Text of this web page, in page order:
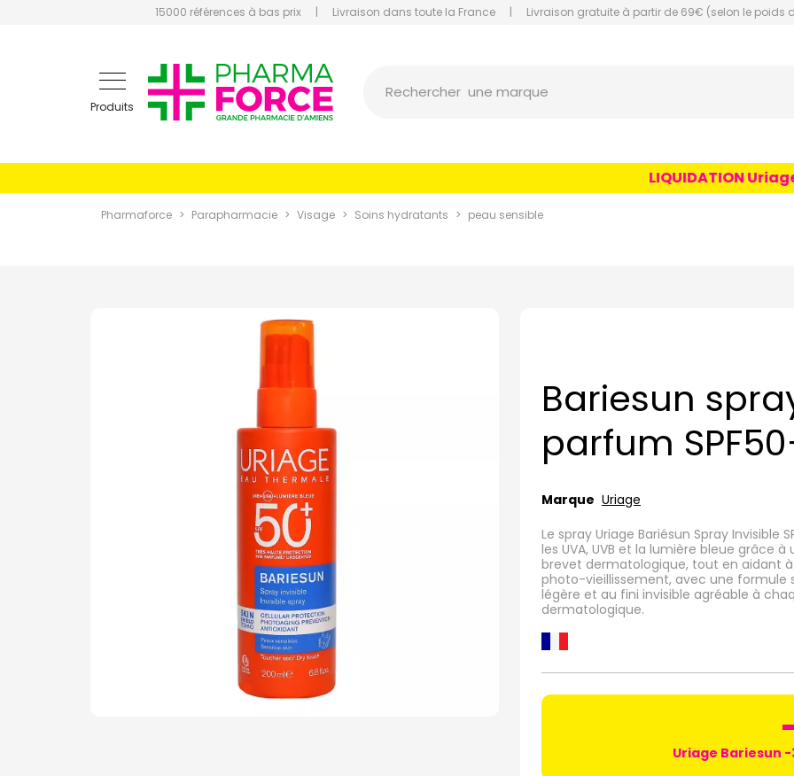
15000 références à bas prix | Livraison dans toute la France | Livraison gratuite à partir de 69€ (selon le poids
Produits
Rechercher
LIQUIDATION Uriage
Pharmaforce Parapharmacie Visage Soins hydratants peau sensible
Bariesun
parfum
Marque Uriage
Le spray Uriage Bariésun Spray
les UVA, UVB et la lumière bleue grâce
brevet dermatologique, tout en aidant
photo-vieillissement, avec une formule
légère et au fini invisible agréable à
dermatologique.
Uriage Bariesun